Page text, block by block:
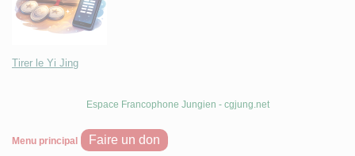
Tirer le Yi Jing
Espace Francophone Jungien - cgjung.net
Menu principal Faire un don